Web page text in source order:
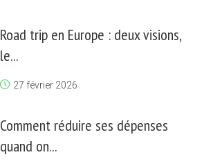
Road trip en Europe : deux visions,
le...
27 février 2026
Comment réduire ses dépenses
quand on...